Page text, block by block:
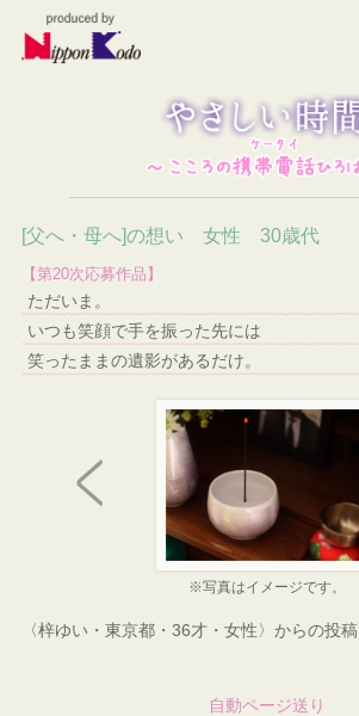
[父へ・母へ]の想い 女性 30歳代
【第20次応募作品】
ただいま。
いつも笑顔で手を振った先には
笑ったままの遺影があるだけ。
※写真はイメージです。
〈梓ゆい・東京都・36才・女性〉からの投稿
自動ページ送り